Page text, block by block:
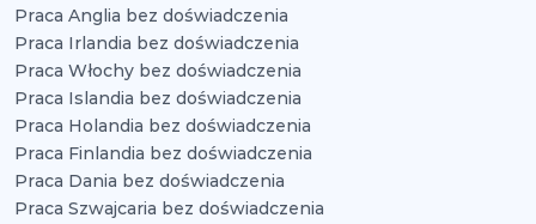
Praca Anglia bez doświadczenia
Praca Irlandia bez doświadczenia
Praca Włochy bez doświadczenia
Praca Islandia bez doświadczenia
Praca Holandia bez doświadczenia
Praca Finlandia bez doświadczenia
Praca Dania bez doświadczenia
Praca Szwajcaria bez doświadczenia